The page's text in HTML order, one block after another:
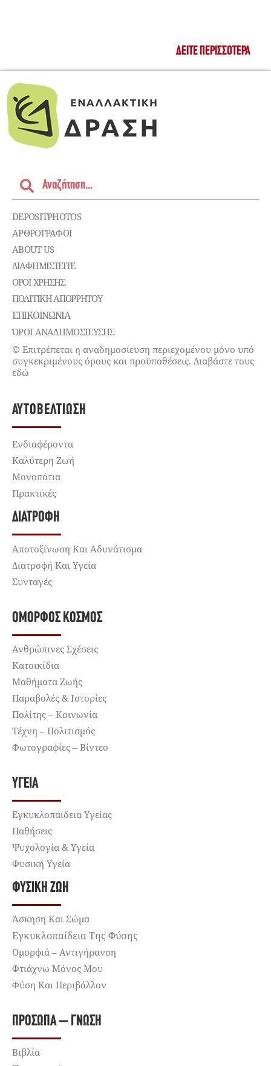
ΔΕΊΤΕ ΠΕΡΙΣΣΌΤΕΡΑ
DEPOSITPHOTOS
ΑΡΘΡΟΓΡΑΦΟΙ
ABOUT US
ΔΙΑΦΗΜΙΣΤΕΊΤΕ
ΌΡΟΙ ΧΡΉΣΗΣ
ΠΟΛΙΤΙΚΉ ΑΠΟΡΡΉΤΟΥ
ΕΠΙΚΟΙΝΩΝΊΑ
ΌΡΟΙ ΑΝΑΔΗΜΟΣΙΕΥΣΗΣ
© Επιτρέπεται η αναδημοσίευση περιεχομένου μόνο υπό
συγκεκριμένους όρους και προϋποθέσεις. Διαβάστε τους
εδώ
ΑΥΤΟΒΕΛΤΊΩΣΗ
Ενδιαφέροντα
Καλύτερη Ζωή
Μονοπάτια
Πρακτικές
ΔΙΑΤΡΟΦΉ
Αποτοξίνωση Και Αδυνάτισμα
Διατροφή Και Υγεία
Συνταγές
ΌΜΟΡΦΟΣ ΚΌΣΜΟΣ
Ανθρώπινες Σχέσεις
Κατοικίδια
Μαθήματα Ζωής
Παραβολές & Ιστορίες
Πολίτης – Κοινωνία
Τέχνη – Πολιτισμός
Φωτογραφίες – Βίντεο
ΥΓΕΊΑ
Εγκυκλοπαίδεια Υγείας
Παθήσεις
Ψυχολογία & Υγεία
Φυσική Υγεία
ΦΥΣΙΚΉ ΖΩΉ
Άσκηση Και Σώμα
Εγκυκλοπαίδεια Της Φύσης
Ομορφιά – Αντιγήρανση
Φτιάχνω Μόνος Μου
Φύση Και Περιβάλλον
ΠΡΌΣΩΠΑ – ΓΝΏΣΗ
Βιβλία